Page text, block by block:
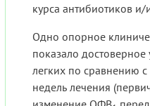
курса антибиотиков и/
Одно опорное
показало
легких по сравнению
недель лечения